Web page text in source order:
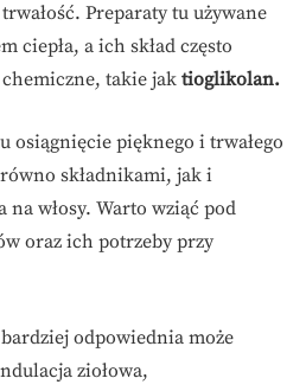
Preparaty tu używane
ciepła, a ich skład często
takie jak tioglikolan.
osiągnięcie pięknego i trwałego
składnikami, jak i
na włosy. Warto wziąć pod
oraz ich potrzeby przy
bardziej odpowiednia może
ziołowa,